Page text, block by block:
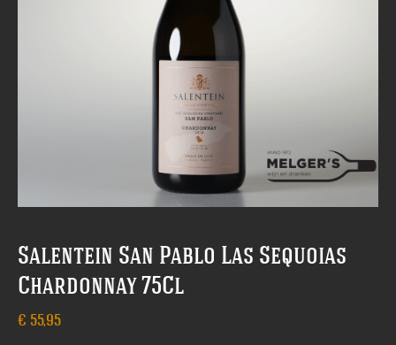
Salentein San Pablo Las Sequoias
Chardonnay 75Cl
€ 55,95